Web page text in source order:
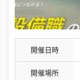
開催日時
開催場所